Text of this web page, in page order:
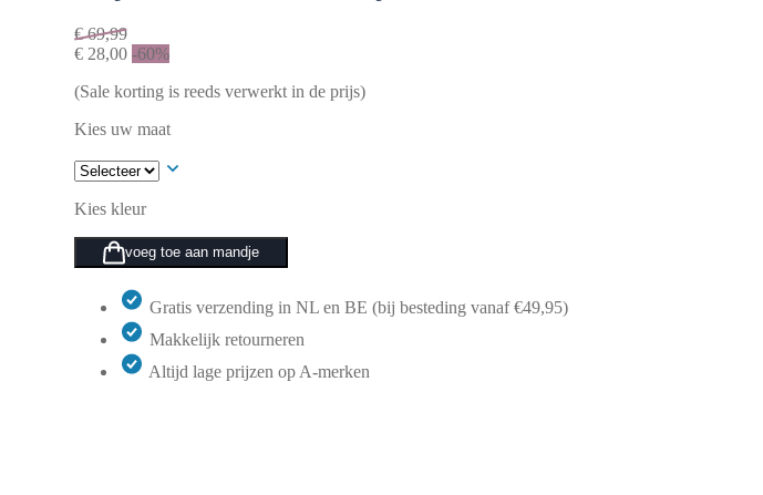
€69,99
€28,00 -60%
(Sale korting is reeds verwerkt in de prijs)
Kies uw maat
Kies kleur
voeg toe aan mandje
Gratis verzending in NL en BE (bij besteding vanaf €49,95)
Makkelijk retourneren
Altijd lage prijzen op A-merken